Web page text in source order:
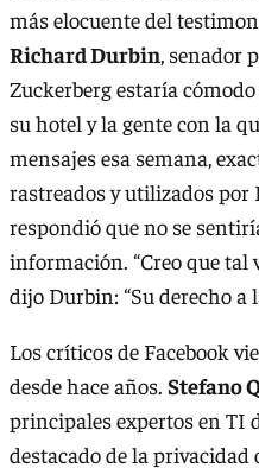
más elocuente del
Richard Durbin, senador
Zuckerberg estaría
su hotel y la gente con la
mensajes esa semana,
rastreados y utilizados por
respondió que no se
información. “Creo que tal
dijo Durbin: “Su derecho a
Los críticos de Facebook
desde hace años. Stefano
principales expertos en TI
destacado de la privacidad